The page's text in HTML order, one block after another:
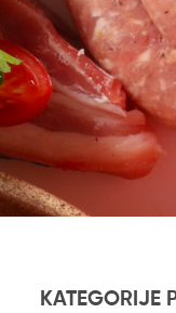
KATEGORIJE